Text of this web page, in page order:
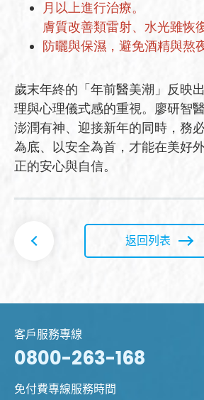
月以上進行治療。
膚質改善類雷射、水光雖恢
防曬與保濕，避免酒精與熬
歲末年終的「年前醫美潮」反映
理與心理儀式感的重視。廖研智
澎潤有神、迎接新年的同時，務
為底、以安全為首，才能在美好
正的安心與自信。
返回列表
客戶服務專線
0800-263-168
免付費專線服務時間